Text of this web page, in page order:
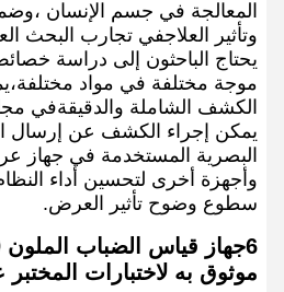
المعالجة في جسم الإنسان
وتأثير العلاجفي تجارب البحث
يحتاج الباحثون إلى دراسة
موجة مختلفة في مواد
الكشف الشاملة والدقيقةفي
يمكن إجراء الكشف عن إرسال
وأجهزة أخرى لتحسين أداء
سطوع وضوح تأثير العرض.
موثوق به لاختبارات المختبر